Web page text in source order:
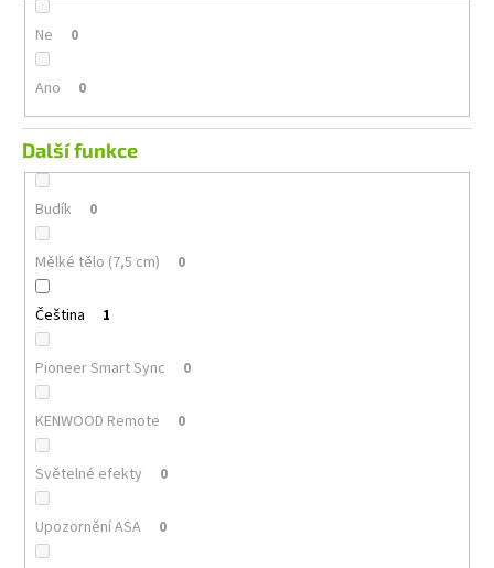
Ne 0
Ano 0
Další funkce
Budík 0
Mělké tělo (7,5 cm) 0
Čeština 1
Pioneer Smart Sync 0
KENWOOD Remote 0
Světelné efekty 0
Upozornění ASA 0